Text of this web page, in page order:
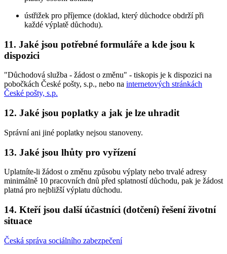
ústřižek pro příjemce (doklad, který důchodce obdrží při
každé výplatě důchodu).
11. Jaké jsou potřebné formuláře a kde jsou k
dispozici
"Důchodová služba - žádost o změnu" - tiskopis je k dispozici na
pobočkách České pošty, s.p., nebo na internetových stránkách
České pošty, s.p.
12. Jaké jsou poplatky a jak je lze uhradit
Správní ani jiné poplatky nejsou stanoveny.
13. Jaké jsou lhůty pro vyřízení
Uplatníte-li žádost o změnu způsobu výplaty nebo trvalé adresy
minimálně 10 pracovních dnů před splatností důchodu, pak je žádost
platná pro nejbližší výplatu důchodu.
14. Kteří jsou další účastníci (dotčení) řešení životní
situace
Česká správa sociálního zabezpečení